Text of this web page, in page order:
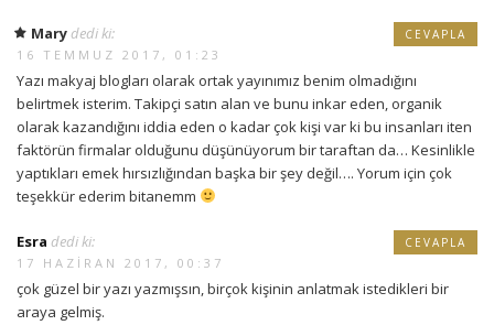
Mary dedi ki:
16 TEMMUZ 2017, 01:23
Yazı makyaj blogları olarak ortak yayınımız benim olmadığını
belirtmek isterim. Takipçi satın alan ve bunu inkar eden, organik
olarak kazandığını iddia eden o kadar çok kişi var ki bu insanları iten
faktörün firmalar olduğunu düşünüyorum bir taraftan da… Kesinlikle
yaptıkları emek hırsızlığından başka bir şey değil…. Yorum için çok
teşekkür ederim bitanemm
CEVAPLA
Esra dedi ki:
17 HAZIRAN 2017, 00:37
çok güzel bir yazı yazmışsın, birçok kişinin anlatmak istedikleri bir
araya gelmiş.
CEVAPLA